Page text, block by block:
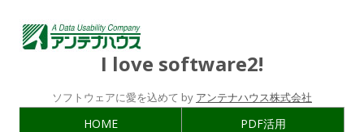
I love software2!
ソフトウェアに愛を込めて by アンテナハウス株式会社
HOME PDF活用